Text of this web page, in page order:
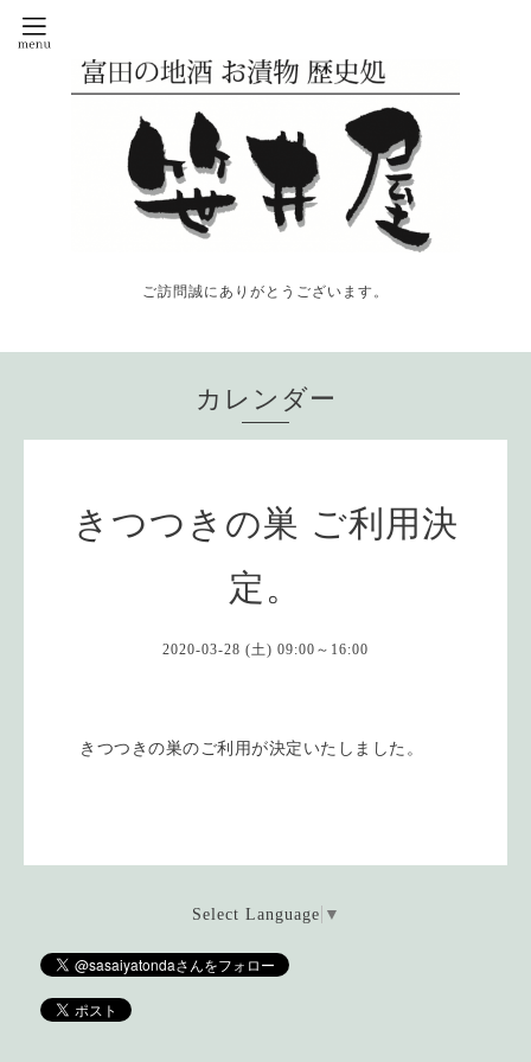
ご訪問誠にありがとうございます。
カレンダー
きつつきの巣 ご利用決
定。
2020-03-28 (土) 09:00～16:00
きつつきの巣のご利用が決定いたしました。
Select Language ▼